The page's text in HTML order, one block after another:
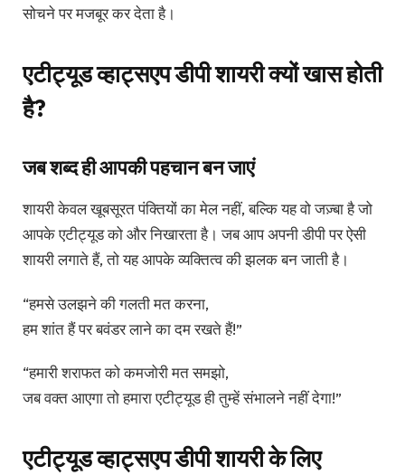
सोचने पर मजबूर कर देता है।
एटीट्यूड व्हाट्सएप डीपी शायरी क्यों खास होती
है?
जब शब्द ही आपकी पहचान बन जाएं
शायरी केवल खूबसूरत पंक्तियों का मेल नहीं, बल्कि यह वो जज़्बा है जो
आपके एटीट्यूड को और निखारता है। जब आप अपनी डीपी पर ऐसी
शायरी लगाते हैं, तो यह आपके व्यक्तित्व की झलक बन जाती है।
“हमसे उलझने की गलती मत करना,
हम शांत हैं पर बवंडर लाने का दम रखते हैं!”
“हमारी शराफत को कमजोरी मत समझो,
जब वक्त आएगा तो हमारा एटीट्यूड ही तुम्हें संभालने नहीं देगा!”
एटीट्यूड व्हाट्सएप डीपी शायरी के लिए